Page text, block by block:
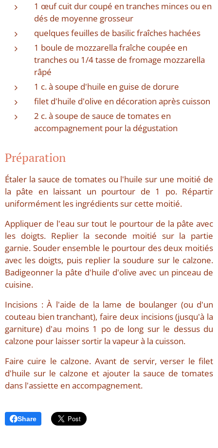
1 œuf cuit dur coupé en tranches minces ou en
dés de moyenne grosseur
quelques feuilles de basilic fraîches hachées
1 boule de mozzarella fraîche coupée en
tranches ou 1/4 tasse de fromage mozzarella
râpé
1 c. à soupe d'huile en guise de dorure
filet d'huile d'olive en décoration après cuisson
2 c. à soupe de sauce de tomates en
accompagnement pour la dégustation
Préparation
Étaler la sauce de tomates ou l'huile sur une moitié de
la pâte en laissant un pourtour de 1 po. Répartir
uniformément les ingrédients sur cette moitié.
Appliquer de l'eau sur tout le pourtour de la pâte avec
les doigts. Replier la seconde moitié sur la partie
garnie. Souder ensemble le pourtour des deux moitiés
avec les doigts, puis replier la soudure sur le calzone.
Badigeonner la pâte d'huile d'olive avec un pinceau de
cuisine.
Incisions : À l'aide de la lame de boulanger (ou d'un
couteau bien tranchant), faire deux incisions (jusqu'à la
garniture) d'au moins 1 po de long sur le dessus du
calzone pour laisser sortir la vapeur à la cuisson.
Faire cuire le calzone. Avant de servir, verser le filet
d'huile sur le calzone et ajouter la sauce de tomates
dans l'assiette en accompagnement.
Share